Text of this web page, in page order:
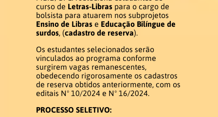
Disciplinas 2026.2
Atividades Complementares
Trabalho de Conclusão de Curso
Estágio
Infraestrutura
curso de Letras-Libras para o cargo de
bolsista para atuarem nos subprojetos
Ensino de Libras e Educação Bilíngue de
surdos, (cadastro de reserva).
Os estudantes selecionados serão
vinculados ao programa conforme
surgirem vagas remanescentes,
obedecendo rigorosamente os cadastros
de reserva obtidos anteriormente, com os
editais Nº 10/2024 e Nº 16/2024.
PROCESSO SELETIVO: